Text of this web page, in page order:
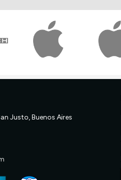
Justo, Buenos Aires